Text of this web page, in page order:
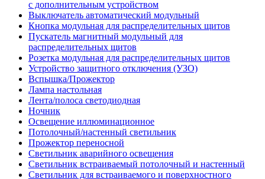
с дополнительным устройством
Выключатель автоматический модульный
Кнопка модульная для распределительных щитов
Пускатель магнитный модульный для
распределительных щитов
Розетка модульная для распределительных щитов
Устройство защитного отключения (УЗО)
Вспышка/Прожектор
Лампа настольная
Лента/полоса светодиодная
Ночник
Освещение иллюминационное
Потолочный/настенный светильник
Прожектор переносной
Светильник аварийного освещения
Светильник встраиваемый потолочный и настенный
Светильник для встраиваемого и поверхностного